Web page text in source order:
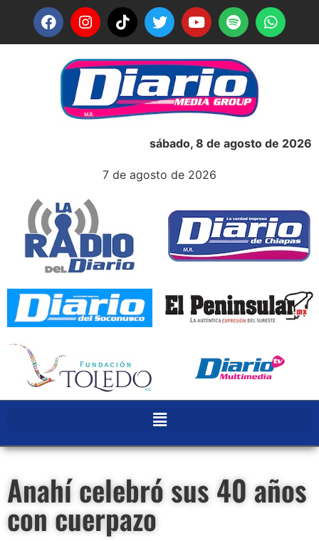
sábado, 8 de agosto de 2026
7 de agosto de 2026
Anahí celebró sus 40 años
con cuerpazo